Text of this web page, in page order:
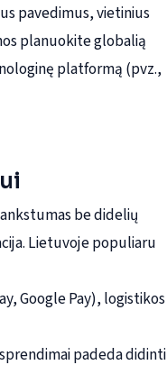
pavedimus, vietinius
planuokite globalią
platformą (pvz.,
be didelių
Lietuvoje populiaru
Google Pay), logistikos
padeda didinti